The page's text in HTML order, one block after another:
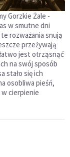
Gorzkie Żale -
w smutne dni
rozważania snują
przeżywają
jest otrząsnąć
na swój sposób
stało się ich
osobliwa pieśń,
cierpienie